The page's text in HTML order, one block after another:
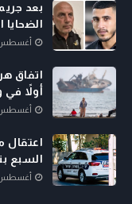
بعد
الضحايا الى 160 قتيلًا منذ
أغسطس 06,
اتفاق
أولاً
أغسطس 06,
اعتقال
السبع بنقل 24 مقيماً
أغسطس 06,